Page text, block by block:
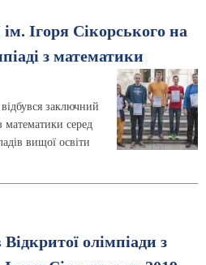
Ігоря Сікорського на
з математики
заключний
математики серед
вищої освіти
олімпіади з